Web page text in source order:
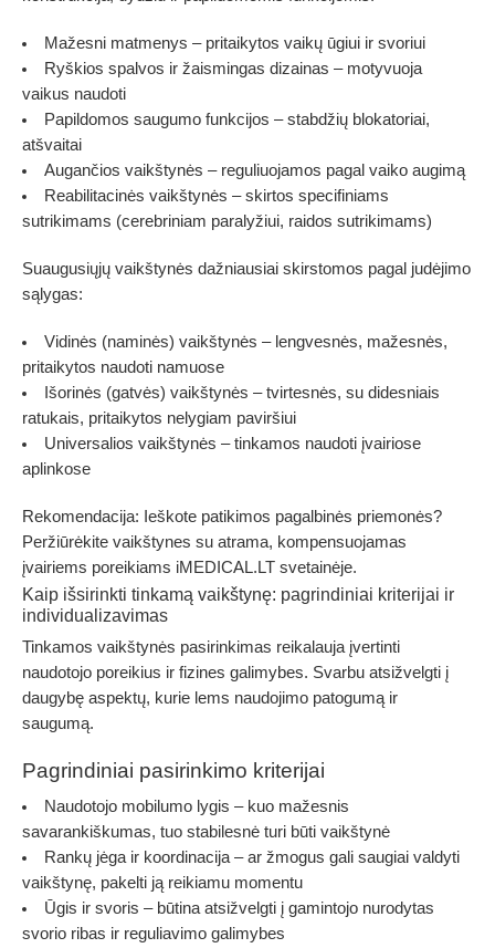
Mažesni matmenys – pritaikytos vaikų ūgiui ir svoriui
Ryškios spalvos ir žaismingas dizainas – motyvuoja
vaikus naudoti
Papildomos saugumo funkcijos – stabdžių blokatoriai,
atšvaitai
Augančios vaikštynės – reguliuojamos pagal vaiko augimą
Reabilitacinės vaikštynės – skirtos specifiniams
sutrikimams (cerebriniam paralyžiui, raidos sutrikimams)
Suaugusiųjų vaikštynės dažniausiai skirstomos pagal judėjimo
sąlygas:
Vidinės (naminės) vaikštynės – lengvesnės, mažesnės,
pritaikytos naudoti namuose
Išorinės (gatvės) vaikštynės – tvirtesnės, su didesniais
ratukais, pritaikytos nelygiam paviršiui
Universalios vaikštynės – tinkamos naudoti įvairiose
aplinkose
Rekomendacija: Ieškote patikimos pagalbinės priemonės?
Peržiūrėkite vaikštynes su atrama, kompensuojamas
įvairiems poreikiams iMEDICAL.LT svetainėje.
Kaip išsirinkti tinkamą vaikštynę: pagrindiniai kriterijai ir
individualizavimas
Tinkamos vaikštynės pasirinkimas reikalauja įvertinti
naudotojo poreikius ir fizines galimybes. Svarbu atsižvelgti į
daugybę aspektų, kurie lems naudojimo patogumą ir
saugumą.
Pagrindiniai pasirinkimo kriterijai
Naudotojo mobilumo lygis – kuo mažesnis
savarankiškumas, tuo stabilesnė turi būti vaikštynė
Rankų jėga ir koordinacija– ar žmogus gali saugiai valdyti
vaikštynę, pakelti ją reikiamu momentu
Ūgis ir svoris – būtina atsižvelgti į gamintojo nurodytas
svorio ribas ir reguliavimo galimybes